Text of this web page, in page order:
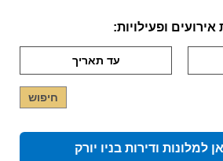
ופעילויות:
למלונות ודירות בניו יורק